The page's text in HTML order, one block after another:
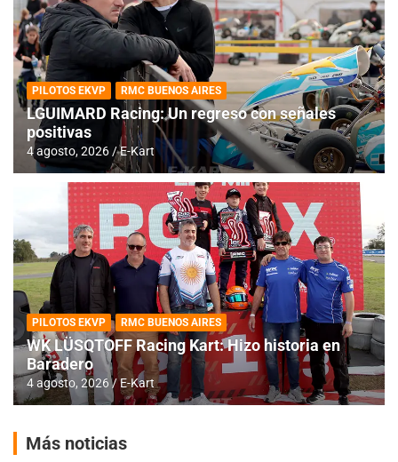
PILOTOS EKVP RMC BUENOS AIRES
LGUIMARD Racing: Un regreso con señales
positivas
4 agosto, 2026 E-Kart
PILOTOS EKVP RMC BUENOS AIRES
WK LÜSQTOFF Racing Kart: Hizo historia en
Baradero
4 agosto, 2026 E-Kart
Más noticias